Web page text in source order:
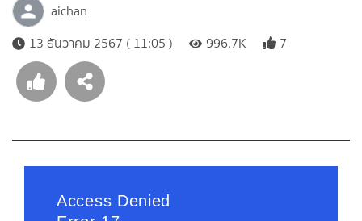
aichan
13 ธันวาคม 2567 ( 11:05 )
996.7K 7